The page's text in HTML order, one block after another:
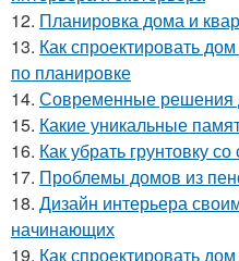
12. Планировка дома и
13. Как спроектировать
по планировке
14. Современные решения
15. Какие уникальные
16. Как убрать грунтовку
17. Проблемы домов из
18. Дизайн интерьера
начинающих
19. Как спроектировать